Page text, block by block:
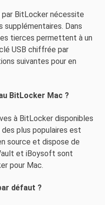
par BitLocker nécessite
Dans
tierces permettent à un
USB chiffrée par
suivantes pour en
BitLocker Mac ?
à BitLocker disponibles
plus populaires est
source et dispose de
et iBoysoft sont
pour Mac.
défaut ?